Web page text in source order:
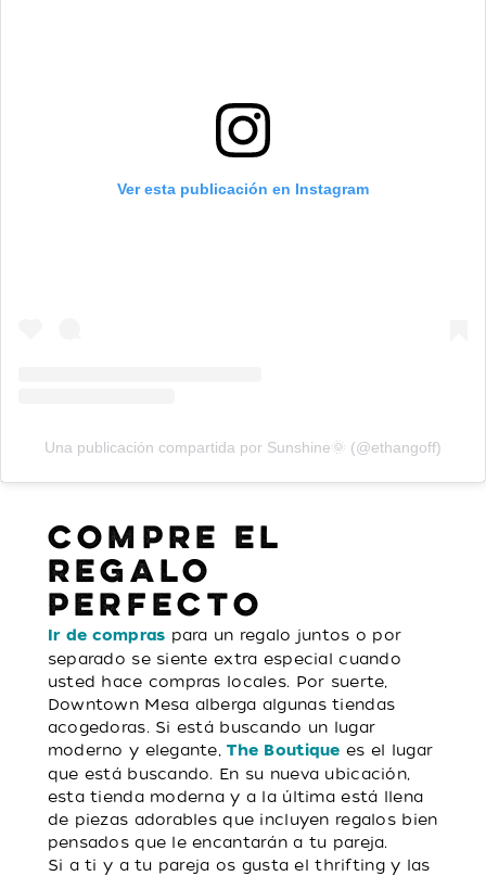
Ver esta publicación en Instagram
Una publicación compartida por Sunshine🌞 (@ethangoff)
COMPRE EL
REGALO
PERFECTO
Ir de compras para un regalo juntos o por
separado se siente extra especial cuando
usted hace compras locales. Por suerte,
Downtown Mesa alberga algunas tiendas
acogedoras. Si está buscando un lugar
moderno y elegante,The Boutique es el lugar
que está buscando. En su nueva ubicación,
esta tienda moderna y a la última está llena
de piezas adorables que incluyen regalos bien
pensados que le encantarán a tu pareja.
Si a ti y a tu pareja os gusta el thrifting y las